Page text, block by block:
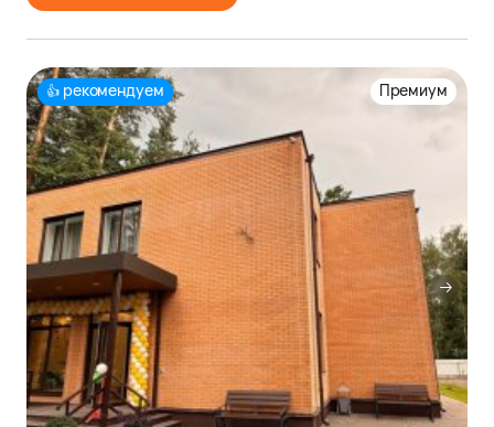
Премиум
👍рекомендуем